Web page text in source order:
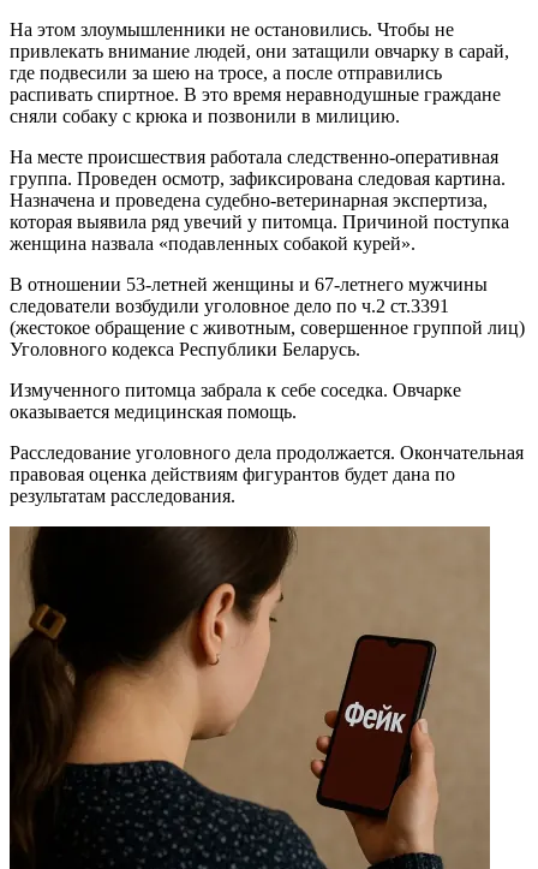
На этом злоумышленники не остановились. Чтобы не
привлекать внимание людей, они затащили овчарку в сарай,
где подвесили за шею на тросе, а после отправились
распивать спиртное. В это время неравнодушные граждане
сняли собаку с крюка и позвонили в милицию.
На месте происшествия работала следственно-оперативная
группа. Проведен осмотр, зафиксирована следовая картина.
Назначена и проведена судебно-ветеринарная экспертиза,
которая выявила ряд увечий у питомца. Причиной поступка
женщина назвала «подавленных собакой курей».
В отношении 53-летней женщины и 67-летнего мужчины
следователи возбудили уголовное дело по ч.2 ст.3391
(жестокое обращение с животным, совершенное группой лиц)
Уголовного кодекса Республики Беларусь.
Измученного питомца забрала к себе соседка. Овчарке
оказывается медицинская помощь.
Расследование уголовного дела продолжается. Окончательная
правовая оценка действиям фигурантов будет дана по
результатам расследования.